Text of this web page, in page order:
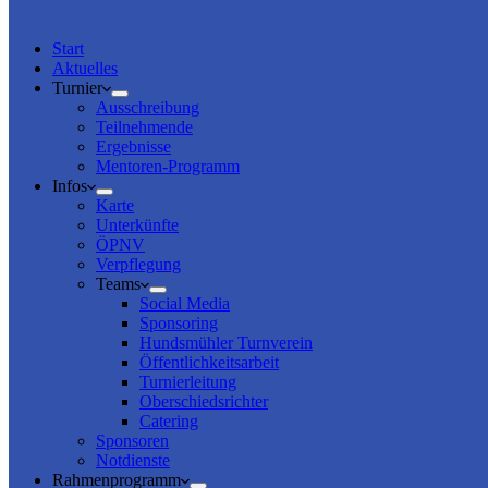
Start
Aktuelles
Turnier
Ausschreibung
Teilnehmende
Ergebnisse
Mentoren-Programm
Infos
Karte
Unterkünfte
ÖPNV
Verpflegung
Teams
Social Media
Sponsoring
Hundsmühler Turnverein
Öffentlichkeitsarbeit
Turnierleitung
Oberschiedsrichter
Catering
Sponsoren
Notdienste
Rahmenprogramm